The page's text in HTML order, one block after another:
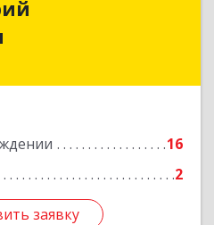
16
2
заявку
Тихонов Юрий
Подробнее
заявку